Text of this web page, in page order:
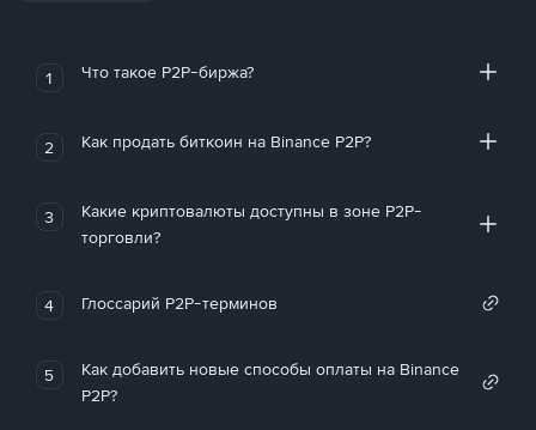
1 Что такое P2P-биржа?
2 Как продать биткоин на Binance P2P?
3
Какие криптовалюты доступны в зоне P2P-
торговли?
4 Глоссарий P2P-терминов
5
Как добавить новые способы оплаты на Binance
P2P?